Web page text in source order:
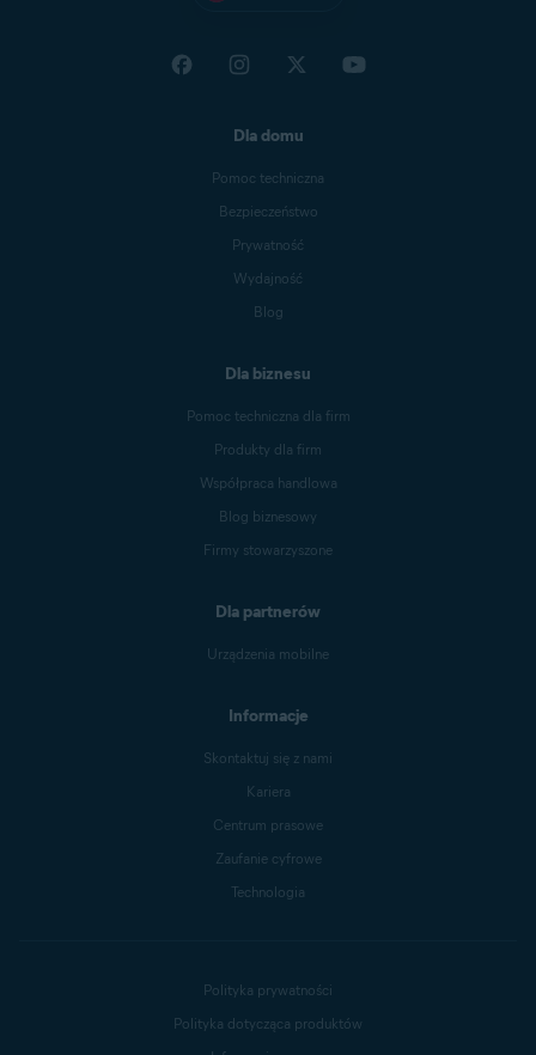
Dla domu
Pomoc techniczna
Bezpieczeństwo
Prywatność
Wydajność
Blog
Dla biznesu
Pomoc techniczna dla firm
Produkty dla firm
Współpraca handlowa
Blog biznesowy
Firmy stowarzyszone
Dla partnerów
Urządzenia mobilne
Informacje
Skontaktuj się z nami
Kariera
Centrum prasowe
Zaufanie cyfrowe
Technologia
Polityka prywatności
Polityka dotycząca produktów